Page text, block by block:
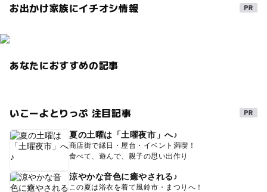
お出かけ家族にイチオシ情報
あなたにおすすめの記事
いこーよとりっぷ 注目記事
夏の土曜は「土曜夜市」へ♪
商店街で縁日・屋台・イベント満喫！
食べて、遊んで、親子の思い出作り
涼やかな音色に癒やされる♪
この夏は浴衣を着て風鈴市・まつりへ！